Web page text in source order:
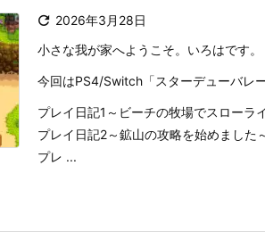
 2026年3月28日
小さな我が家へようこそ。いろはです。
今回はPS4/Switch「スターデューバレ
プレイ日記1～ビーチの牧場でスローラ
プレイ日記2～鉱山の攻略を始めました
プレ ...